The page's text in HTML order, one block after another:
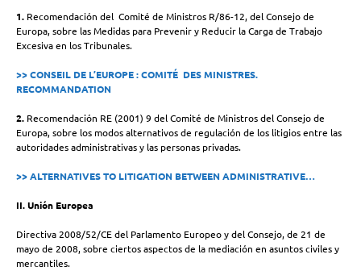
1. Recomendación del Comité de Ministros R/86-12, del Consejo de
Europa, sobre las Medidas para Prevenir y Reducir la Carga de Trabajo
Excesiva en los Tribunales.
>> CONSEIL DE L’EUROPE : COMITÉ DES MINISTRES.
RECOMMANDATION
2. Recomendación RE (2001) 9 del Comité de Ministros del Consejo de
Europa, sobre los modos alternativos de regulación de los litigios entre las
autoridades administrativas y las personas privadas.
>> ALTERNATIVES TO LITIGATION BETWEEN ADMINISTRATIVE…
II. Unión Europea
Directiva 2008/52/CE del Parlamento Europeo y del Consejo, de 21 de
mayo de 2008, sobre ciertos aspectos de la mediación en asuntos civiles y
mercantiles.